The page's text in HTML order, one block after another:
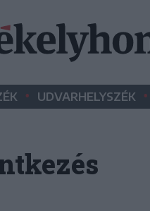
• UDVARHELYSZÉK •